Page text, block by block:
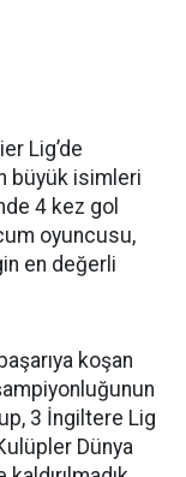
Lig’de
büyük isimleri
4 kez gol
oyuncusu,
en değerli
koşan
3 İngiltere Lig
Dünya